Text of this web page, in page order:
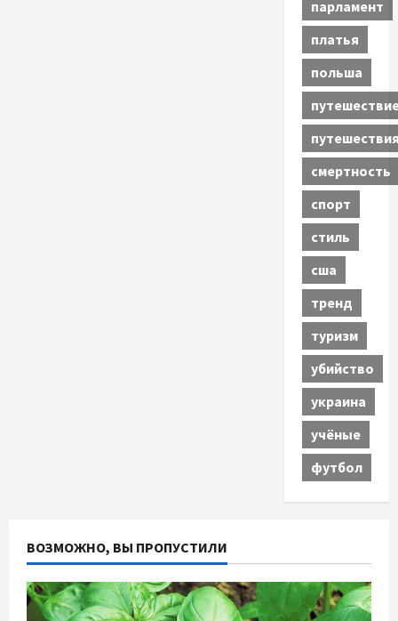
парламент
платья
польша
смертность
спорт
стиль
сша
тренд
туризм
убийство
украина
учёные
футбол
ВОЗМОЖНО, ВЫ ПРОПУСТИЛИ